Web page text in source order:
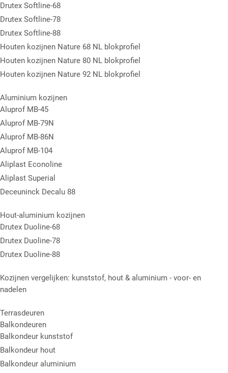
Drutex Softline-68
Drutex Softline-78
Drutex Softline-88
Houten kozijnen Nature 68 NL blokprofiel
Houten kozijnen Nature 80 NL blokprofiel
Houten kozijnen Nature 92 NL blokprofiel
Aluminium kozijnen
Aluprof MB-45
Aluprof MB-79N
Aluprof MB-86N
Aluprof MB-104
Aliplast Econoline
Aliplast Superial
Deceuninck Decalu 88
Hout-aluminium kozijnen
Drutex Duoline-68
Drutex Duoline-78
Drutex Duoline-88
Kozijnen vergelijken: kunststof, hout & aluminium - voor- en
nadelen
Terrasdeuren
Balkondeuren
Balkondeur kunststof
Balkondeur hout
Balkondeur aluminium